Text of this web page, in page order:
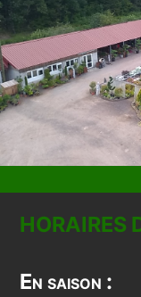
HORAIRES
En saison :